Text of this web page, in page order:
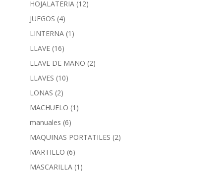
HOJALATERIA (12)
JUEGOS (4)
LINTERNA (1)
LLAVE (16)
LLAVE DE MANO (2)
LLAVES (10)
LONAS (2)
MACHUELO (1)
manuales (6)
MAQUINAS PORTATILES (2)
MARTILLO (6)
MASCARILLA (1)